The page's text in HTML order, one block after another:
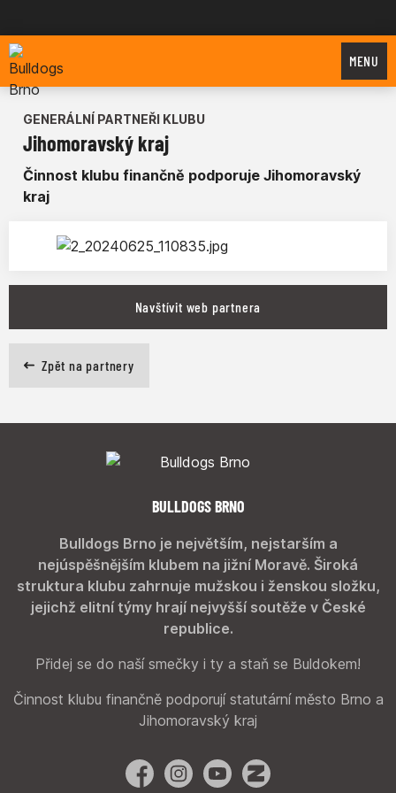
Bulldogs Brno
MENU
GENERÁLNÍ PARTNEŘI KLUBU
Jihomoravský kraj
Činnost klubu finančně podporuje Jihomoravský
kraj
Navštívit web partnera
Zpět na partnery
BULLDOGS BRNO
Bulldogs Brno je největším, nejstarším a
nejúspěšnějším klubem na jižní Moravě. Široká
struktura klubu zahrnuje mužskou i ženskou složku,
jejichž elitní týmy hrají nejvyšší soutěže v České
republice.
Přidej se do naší smečky i ty a staň se Buldokem!
Činnost klubu finančně podporují statutární město Brno a
Jihomoravský kraj
FacebookInstagramYouTubeZonerama